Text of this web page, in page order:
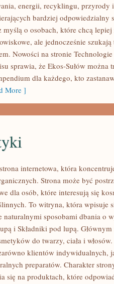
energii, recyklingu, przyrody
bardziej odpowiedzialny
myślą o osobach, które chcą lepiej
ale jednocześnie szukają
Nowości na stronie
sprawia, że Ekos-Sułów można
dla każdego, kto
More ]
internetowa, która
Strona może być
dla osób, które interesują się
To witryna, która wpisuje
naturalnymi sposobami dbania o
i Składniki pod lupą.
do twarzy, ciała i
klientów indywidualnych,
preparatów. Charakter
się na produktach, które